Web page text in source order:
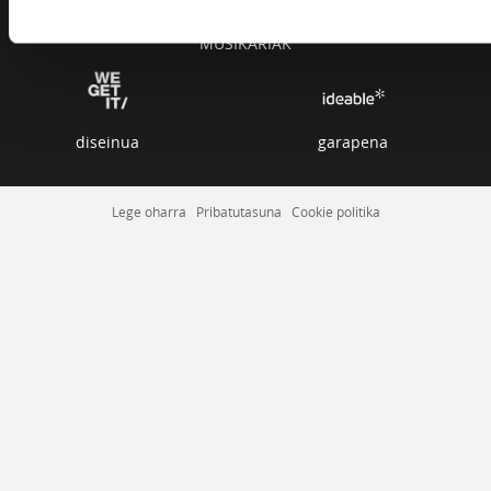
MUSIKARIAK
diseinua garapena
Lege oharra Pribatutasuna Cookie politika